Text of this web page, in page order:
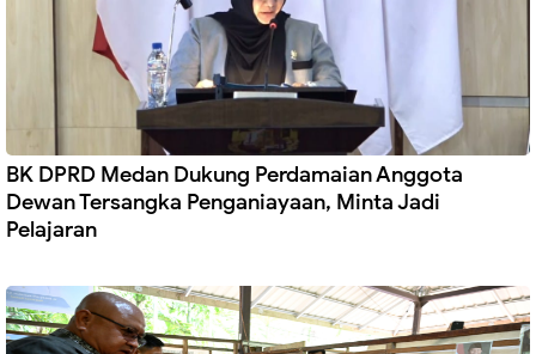
BK DPRD Medan Dukung Perdamaian Anggota
Dewan Tersangka Penganiayaan, Minta Jadi
Pelajaran